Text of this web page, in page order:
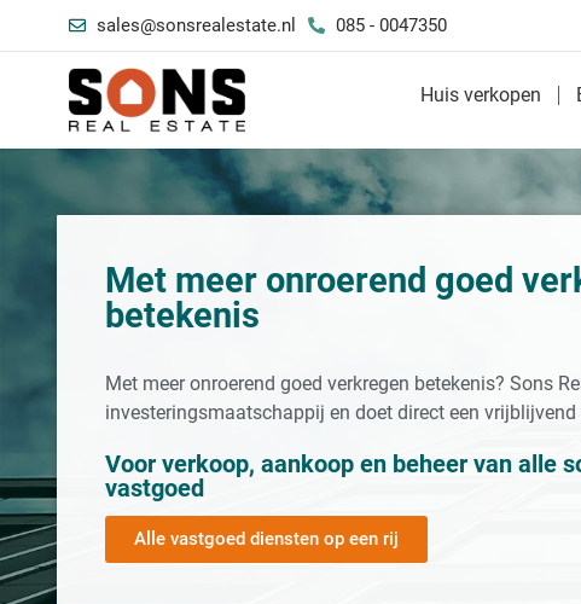
sales@sonsrealestate.nl 085 - 0047350
Huis verkopen
Met meer onroerend goed
betekenis
Met meer onroerend goed verkregen betekenis? Sons
investeringsmaatschappij en doet direct een vrijblijvend
Voor verkoop, aankoop en beheer van alle
vastgoed
Alle vastgoed diensten op een rij